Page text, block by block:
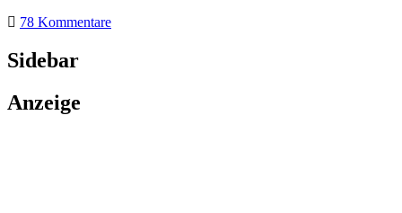
78 Kommentare
Sidebar
Anzeige